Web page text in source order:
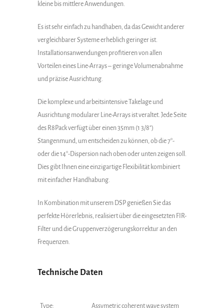
kleine bis mittlere Anwendungen.
Es ist sehr einfach zu handhaben, da das Gewicht anderer
vergleichbarer Systeme erheblich geringer ist.
Installationsanwendungen profitieren von allen
Vorteilen eines Line-Arrays – geringe Volumenabnahme
und präzise Ausrichtung.
Die komplexe und arbeitsintensive Takelage und
Ausrichtung modularer Line-Arrays ist veraltet. Jede Seite
des R8Pack verfügt über einen 35mm (1 3/8″)
Stangenmund, um entscheiden zu können, ob die 7°-
oder die 14°-Dispersion nach oben oder unten zeigen soll.
Dies gibt Ihnen eine einzigartige Flexibilität kombiniert
mit einfacher Handhabung.
In Kombination mit unserem DSP genießen Sie das
perfekte Hörerlebnis, realisiert über die eingesetzten FIR-
Filter und die Gruppenverzögerungskorrektur an den
Frequenzen.
Technische Daten
Type: Assymetric coherent wave system